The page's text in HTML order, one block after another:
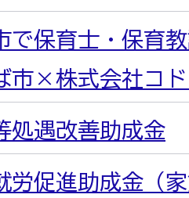
で保育士・保育
市×株式会社コ
処遇改善助成金
労促進助成金（